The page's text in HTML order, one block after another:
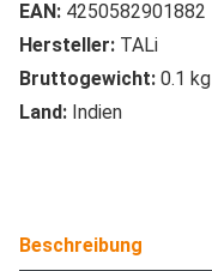
EAN: 4250582901882
Hersteller: TALi
Bruttogewicht: 0.1 kg
Land: Indien
Beschreibung